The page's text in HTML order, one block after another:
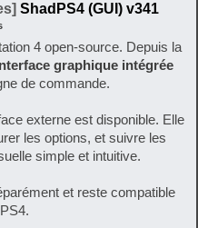
ShadPS4 (GUI) v341
4 open-source. Depuis la
graphique intégrée
de commande.
externe est disponible. Elle
les options, et suivre les
simple et intuitive.
et reste compatible